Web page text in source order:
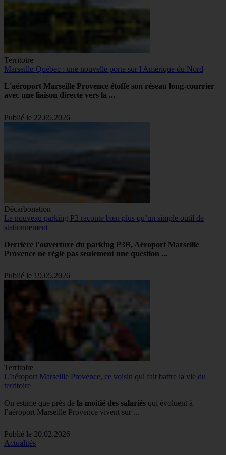
Territoire
Marseille-Québec : une nouvelle porte sur l'Amérique du Nord
L'aéroport Marseille Provence étoffe son réseau long-courrier
avec une liaison directe vers la ...
Publié le 22.05.2026
Décarbonation
Le nouveau parking P3 raconte bien plus qu’un simple outil de
stationnement
Derrière l’ouverture du parking P3B, Aéroport Marseille
Provence ne règle pas seulement une question ...
Publié le 19.05.2026
Territoire
L’aéroport Marseille Provence, ce voisin qui fait battre la vie du
territoire
On estime que près de la moitié des salariés qui évoluent à
l’aéroport Marseille Provence vivent sur ...
Publié le 20.02.2026
Actualités